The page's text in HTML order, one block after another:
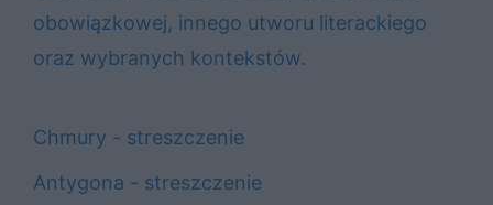
obowiązkowej, innego utworu literackiego
oraz wybranych kontekstów.
Chmury - streszczenie
Antygona - streszczenie